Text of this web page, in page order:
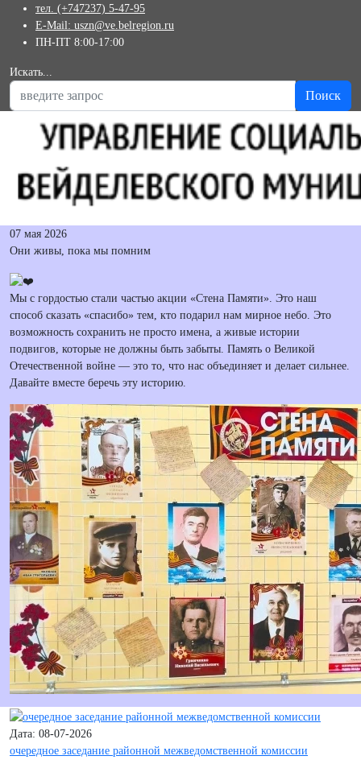
тел. (+747237) 5-47-95
E-Mail: uszn@ve.belregion.ru
ПН-ПТ 8:00-17:00
Искать...
Поиск
07 мая 2026
Они живы, пока мы помним
Мы с гордостью стали частью акции «Стена Памяти». Это наш
способ сказать «спасибо» тем, кто подарил нам мирное небо. Это
возможность сохранить не просто имена, а живые истории
подвигов, которые не должны быть забыты. Память о Великой
Отечественной войне — это то, что нас объединяет и делает сильнее.
Давайте вместе беречь эту историю.
Дата: 08-07-2026
очередное заседание районной межведомственной комиссии